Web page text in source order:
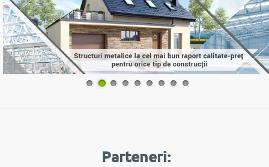
1 2 3 4 5 6 7 8 9
Parteneri: